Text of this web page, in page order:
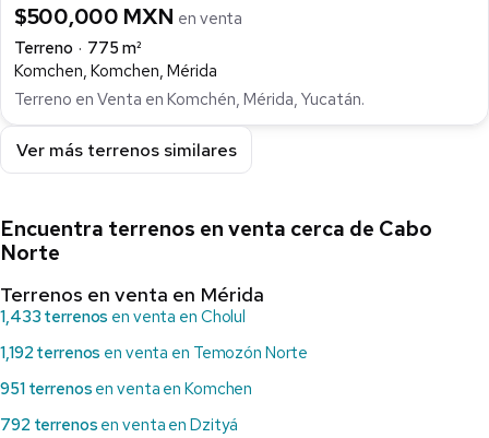
$500,000 MXN en venta
Terreno
775 m²
Komchen, Komchen, Mérida
Terreno en Venta en Komchén, Mérida, Yucatán.
Ver más terrenos similares
Encuentra terrenos en venta cerca de Cabo
Norte
Terrenos en venta en Mérida
1,433 terrenos en venta en Cholul
1,192 terrenos en venta en Temozón Norte
951 terrenos en venta en Komchen
792 terrenos en venta en Dzityá